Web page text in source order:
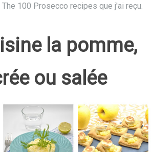
100 Prosecco recipes que j'ai reçu.
la pomme,
ou salée